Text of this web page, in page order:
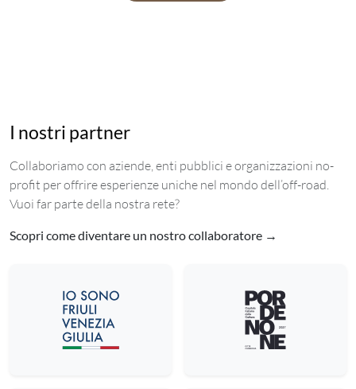
I nostri partner
Collaboriamo con aziende, enti pubblici e organizzazioni no-
profit per offrire esperienze uniche nel mondo dell’off-road.
Vuoi far parte della nostra rete?
Scopri come diventare un nostro collaboratore →